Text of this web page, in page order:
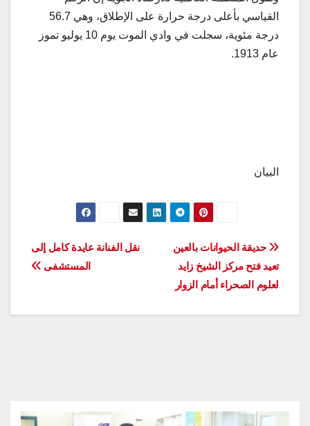
القياسي بأعلى درجة حرارة على الإطلاق، وهي 56.7
درجة مئوية، سجلت في وادي الموت يوم 10 يوليو تموز
عام 1913.
البيان
تصفّح
المقالات
نقل الفنانة عايدة كامل إلى
المستشفى
حديقة الحيوانات بالعين
تعيد فتح مركز الشيخ زايد
لعلوم الصحراء أمام الزوار